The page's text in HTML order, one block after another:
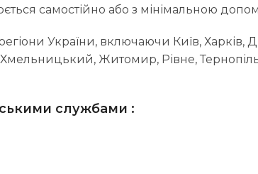
самостійно або з мінімальною
України, включаючи Київ,
Житомир, Рівне,
службами :